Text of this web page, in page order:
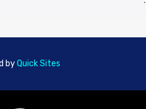
byQuick Sites